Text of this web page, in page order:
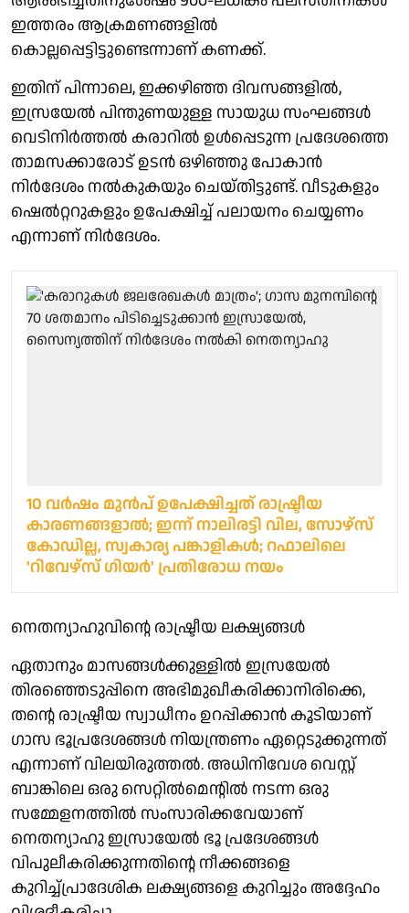
ഇത്തരം ആക്രമണങ്ങളില്‍
കൊല്ലപ്പെട്ടിട്ടുണ്ടെന്നാണ് കണക്ക്.
ഇതിന് പിന്നാലെ, ഇക്കഴിഞ്ഞ ദിവസങ്ങളില്‍,
ഇസ്രയേല്‍ പിന്തുണയുള്ള സായുധ സംഘങ്ങള്‍
വെടിനിര്‍ത്തല്‍ കരാറില്‍ ഉള്‍പ്പെടുന്ന പ്രദേശത്തെ
താമസക്കാരോട് ഉടന്‍ ഒഴിഞ്ഞു പോകാന്‍
നിര്‍ദേശം നല്‍കുകയും ചെയ്തിട്ടുണ്ട്. വീടുകളും
ഷെല്‍റ്ററുകളും ഉപേക്ഷിച്ച് പലായനം ചെയ്യണം
എന്നാണ് നിര്‍ദേശം.
10 വർഷം മുൻപ് ഉപേക്ഷിച്ചത് രാഷ്ട്രീയ
കാരണങ്ങളാല്‍; ഇന്ന് നാലിരട്ടി വില, സോഴ്സ്
കോഡില്ല, സ്വകാര്യ പങ്കാളികൾ; റഫാലിലെ
'റിവേഴ്‌സ് ഗിയര്‍' പ്രതിരോധ നയം
നെതന്യാഹുവിന്റെ രാഷ്ട്രീയ ലക്ഷ്യങ്ങള്‍
ഏതാനും മാസങ്ങള്‍ക്കുള്ളില്‍ ഇസ്രയേല്‍
തിരഞ്ഞെടുപ്പിനെ അഭിമുഖീകരിക്കാനിരിക്കെ,
തന്റെ രാഷ്ട്രീയ സ്വാധീനം ഉറപ്പിക്കാന്‍ കൂടിയാണ്
ഗാസ ഭൂപ്രദേശങ്ങള്‍ നിയന്ത്രണം ഏറ്റെടുക്കുന്നത്
എന്നാണ് വിലയിരുത്തല്‍. അധിനിവേശ വെസ്റ്റ്
ബാങ്കിലെ ഒരു സെറ്റില്‍മെന്റില്‍ നടന്ന ഒരു
സമ്മേളനത്തില്‍ സംസാരിക്കവേയാണ്
നെതന്യാഹു ഇസ്രായേല്‍ ഭൂ പ്രദേശങ്ങള്‍
വിപുലീകരിക്കുന്നതിന്റെ നീക്കങ്ങളെ
കുറിച്ച്പ്രാദേശിക ലക്ഷ്യങ്ങളെ കുറിച്ചും അദ്ദേഹം